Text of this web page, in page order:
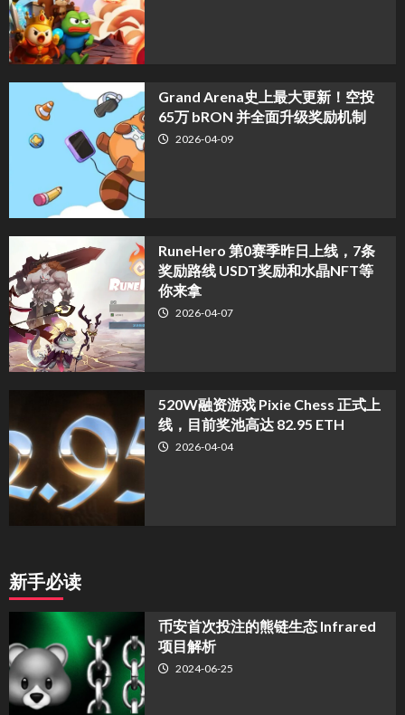
Grand Arena史上最大更新！空投
65万 bRON 并全面升级奖励机制
2026-04-09
RuneHero 第0赛季昨日上线，7条
奖励路线 USDT奖励和水晶NFT等
你来拿
2026-04-07
520W融资游戏 Pixie Chess 正式上
线，目前奖池高达 82.95 ETH
2026-04-04
新手必读
币安首次投注的熊链生态 Infrared
项目解析
2024-06-25